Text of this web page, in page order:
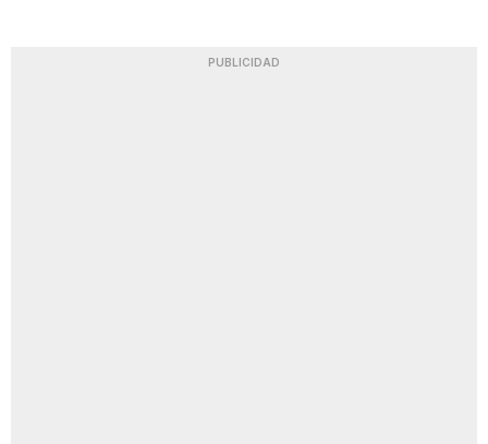
PUBLICIDAD